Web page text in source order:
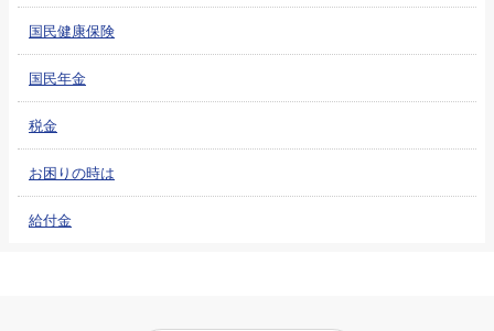
国民健康保険
国民年金
税金
お困りの時は
給付金